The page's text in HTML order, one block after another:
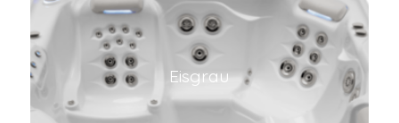
Eisgrau